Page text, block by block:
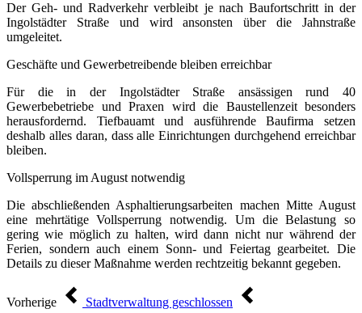
Der Geh- und Radverkehr verbleibt je nach Baufortschritt in der
Ingolstädter Straße und wird ansonsten über die Jahnstraße
umgeleitet.
Geschäfte und Gewerbetreibende bleiben erreichbar
Für die in der Ingolstädter Straße ansässigen rund 40
Gewerbebetriebe und Praxen wird die Baustellenzeit besonders
herausfordernd. Tiefbauamt und ausführende Baufirma setzen
deshalb alles daran, dass alle Einrichtungen durchgehend erreichbar
bleiben.
Vollsperrung im August notwendig
Die abschließenden Asphaltierungsarbeiten machen Mitte August
eine mehrtätige Vollsperrung notwendig. Um die Belastung so
gering wie möglich zu halten, wird dann nicht nur während der
Ferien, sondern auch einem Sonn- und Feiertag gearbeitet. Die
Details zu dieser Maßnahme werden rechtzeitig bekannt gegeben.
Vorherige
Stadtverwaltung geschlossen